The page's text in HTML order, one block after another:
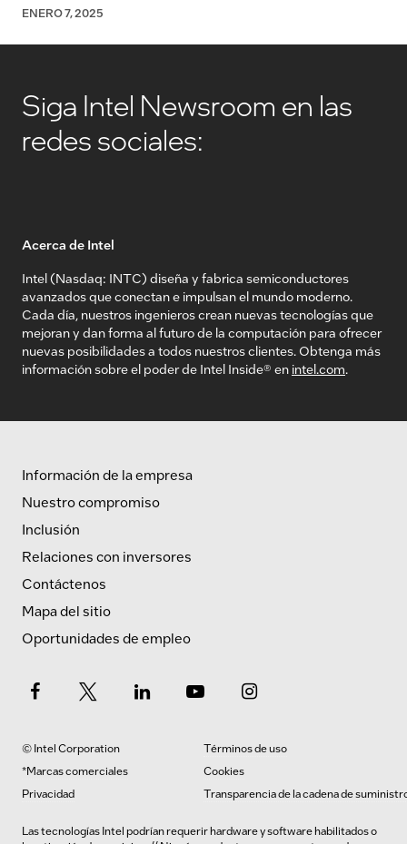
ENERO 7, 2025
Siga Intel Newsroom en las
redes sociales:
Acerca de Intel
Intel (Nasdaq: INTC) diseña y fabrica semiconductores
avanzados que conectan e impulsan el mundo moderno.
Cada día, nuestros ingenieros crean nuevas tecnologías que
mejoran y dan forma al futuro de la computación para ofrecer
nuevas posibilidades a todos nuestros clientes. Obtenga más
información sobre el poder de Intel Inside® en intel.com.
Información de la empresa
Nuestro compromiso
Inclusión
Relaciones con inversores
Contáctenos
Mapa del sitio
Oportunidades de empleo
© Intel Corporation
Términos de uso
*Marcas comerciales
Cookies
Privacidad
Transparencia de la cadena de
Las tecnologías Intel podrían requerir hardware y software habilitados o